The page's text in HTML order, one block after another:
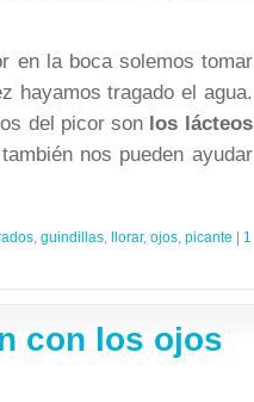
en la boca solemos tomar
hayamos tragado el agua.
del picor son los lácteos
nos pueden ayudar
, guindillas, llorar, ojos, picante
1
con los ojos